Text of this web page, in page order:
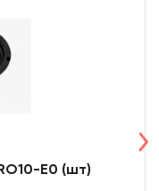
E0 (шт)